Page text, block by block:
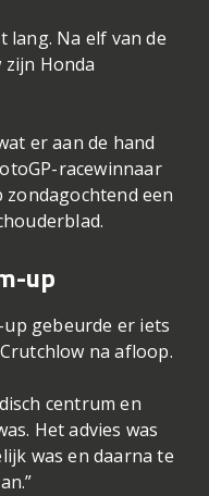
lang. Na elf van de
Honda
er aan de hand
racewinnaar
een
up
gebeurde er iets
na afloop.
centrum en
Het advies was
was en daarna te